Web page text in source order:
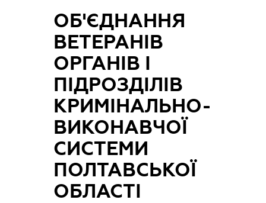
ОБ'ЄДНАННЯ
ВЕТЕРАНІВ
ОРГАНІВ І
ПІДРОЗДІЛІВ
КРИМІНАЛЬНО-
ВИКОНАВЧОЇ
СИСТЕМИ
ПОЛТАВСЬКОЇ
ОБЛАСТІ